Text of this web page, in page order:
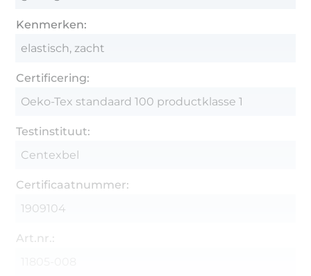
Kenmerken:
elastisch, zacht
Certificering:
Oeko-Tex standaard 100 productklasse 1
Testinstituut:
Centexbel
Certificaatnummer:
1909104
Art.nr.: